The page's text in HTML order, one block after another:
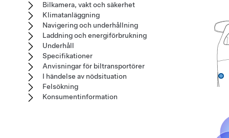
Bilkamera, vakt och säkerhet
Klimatanläggning
Navigering och underhållning
Laddning och energiförbrukning
Underhåll
Specifikationer
Anvisningar för biltransportörer
I händelse av nödsituation
Felsökning
Konsumentinformation